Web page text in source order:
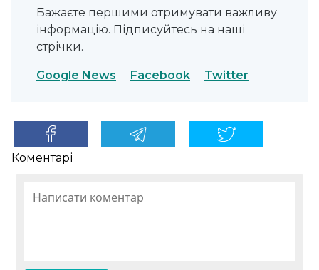
Бажаєте першими отримувати важливу
інформацію. Підписуйтесь на наші
стрічки.
Google News Facebook Twitter
Коментарі